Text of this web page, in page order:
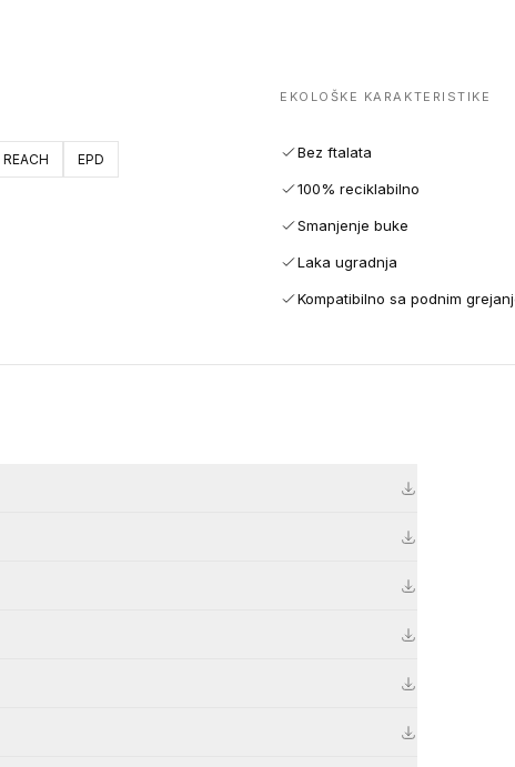
REACH EPD
EKOLOŠKE KARAKTERISTIKE
Bez ftalata
100% reciklabilno
Smanjenje buke
Laka ugradnja
Kompatibilno sa podnim